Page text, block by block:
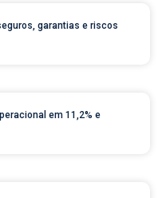
garantias e riscos
em 11,2% e